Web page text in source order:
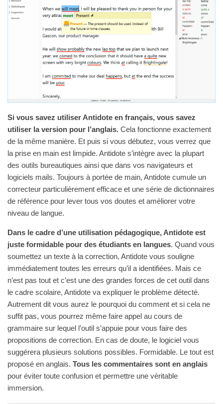
Si vous savez utiliser Antidote en français, vous savez
utiliser la version pour l’anglais. Cela fonctionne exactement
de la même manière. Et puis si vous débutez, vous verrez que
la prise en main est limpide. Antidote s’intègre avec la plupart
des outils bureautiques ainsi que dans vos navigateurs et
logiciels mails. Toujours à portée de main, Antidote cumule un
correcteur particulièrement efficace et une série de dictionnaires
de référence pour lever tous vos doutes et améliorer votre
niveau de langue.
Dans le cadre d’une utilisation pédagogique, Antidote est
juste formidable pour des étudiants en langues. Quand vous
soumettez un texte à la correction, Antidote vous souligne
immédiatement toutes les erreurs qu’il a identifiées. Mais ce
n’est pas tout et c’est une des grandes forces de cet outil dans
le cadre scolaire, Antidote va expliquer le problème détecté.
Autrement dit vous aurez le pourquoi du comment et si cela ne
suffit pas, vous pourrez même faire appel au cours de
grammaire sur lequel l’outil s’appuie pour vous faire des
propositions de correction. En cas de doute, le logiciel vous
suggérera plusieurs solutions possibles. Formidable. Le tout est
proposé en anglais. Tous les commentaires sont en anglais
pour éviter toute confusion et permettre une véritable
immersion.